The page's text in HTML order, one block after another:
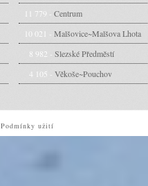
11 779 - Centrum
10 021 - Malšovice~Malšova Lhota
8 982 - Slezské Předměstí
4 105 - Věkoše~Pouchov
Podmínky užití